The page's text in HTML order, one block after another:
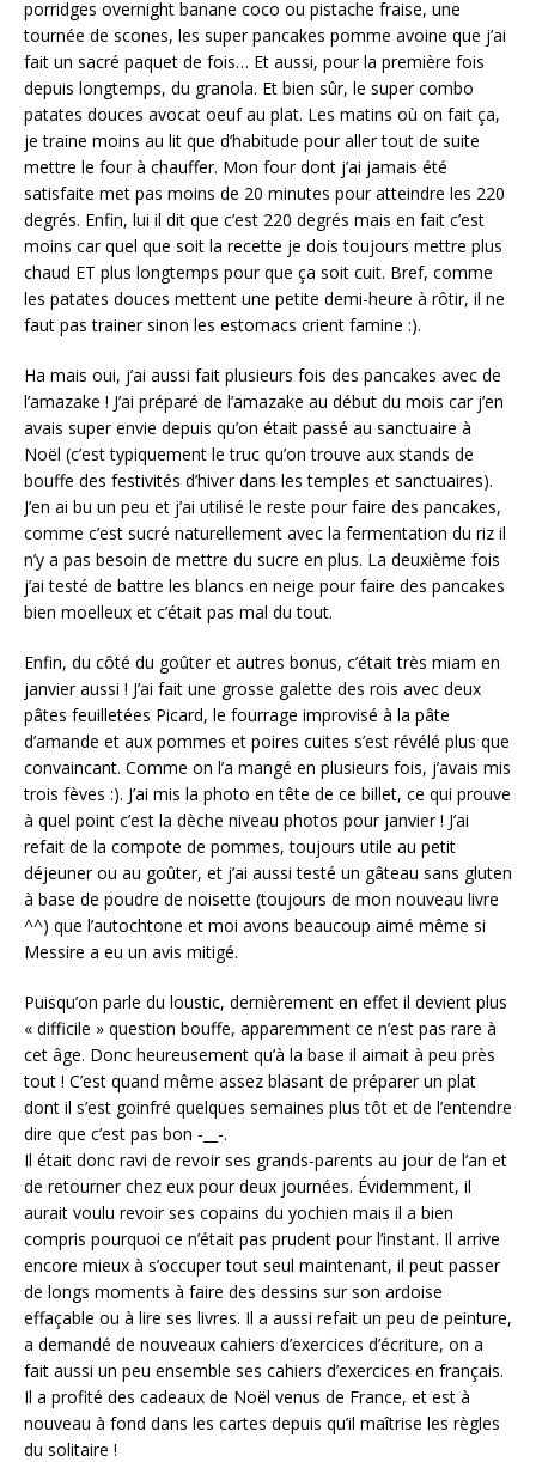
porridges overnight banane coco ou pistache fraise, une
tournée de scones, les super pancakes pomme avoine que j’ai
fait un sacré paquet de fois… Et aussi, pour la première fois
depuis longtemps, du granola. Et bien sûr, le super combo
patates douces avocat oeuf au plat. Les matins où on fait ça,
je traine moins au lit que d’habitude pour aller tout de suite
mettre le four à chauffer. Mon four dont j’ai jamais été
satisfaite met pas moins de 20 minutes pour atteindre les 220
degrés. Enfin, lui il dit que c’est 220 degrés mais en fait c’est
moins car quel que soit la recette je dois toujours mettre plus
chaud ET plus longtemps pour que ça soit cuit. Bref, comme
les patates douces mettent une petite demi-heure à rôtir, il ne
faut pas trainer sinon les estomacs crient famine :).
Ha mais oui, j’ai aussi fait plusieurs fois des pancakes avec de
l’amazake ! J’ai préparé de l’amazake au début du mois car j’en
avais super envie depuis qu’on était passé au sanctuaire à
Noël (c’est typiquement le truc qu’on trouve aux stands de
bouffe des festivités d’hiver dans les temples et sanctuaires).
J’en ai bu un peu et j’ai utilisé le reste pour faire des pancakes,
comme c’est sucré naturellement avec la fermentation du riz il
n’y a pas besoin de mettre du sucre en plus. La deuxième fois
j’ai testé de battre les blancs en neige pour faire des pancakes
bien moelleux et c’était pas mal du tout.
Enfin, du côté du goûter et autres bonus, c’était très miam en
janvier aussi ! J’ai fait une grosse galette des rois avec deux
pâtes feuilletées Picard, le fourrage improvisé à la pâte
d’amande et aux pommes et poires cuites s’est révélé plus que
convaincant. Comme on l’a mangé en plusieurs fois, j’avais mis
trois fèves :). J’ai mis la photo en tête de ce billet, ce qui prouve
à quel point c’est la dèche niveau photos pour janvier ! J’ai
refait de la compote de pommes, toujours utile au petit
déjeuner ou au goûter, et j’ai aussi testé un gâteau sans gluten
à base de poudre de noisette (toujours de mon nouveau livre
^^) que l’autochtone et moi avons beaucoup aimé même si
Messire a eu un avis mitigé.
Puisqu’on parle du loustic, dernièrement en effet il devient plus
« difficile » question bouffe, apparemment ce n’est pas rare à
cet âge. Donc heureusement qu’à la base il aimait à peu près
tout ! C’est quand même assez blasant de préparer un plat
dont il s’est goinfré quelques semaines plus tôt et de l’entendre
dire que c’est pas bon -__-.
Il était donc ravi de revoir ses grands-parents au jour de l’an et
de retourner chez eux pour deux journées. Évidemment, il
aurait voulu revoir ses copains du yochien mais il a bien
compris pourquoi ce n’était pas prudent pour l’instant. Il arrive
encore mieux à s’occuper tout seul maintenant, il peut passer
de longs moments à faire des dessins sur son ardoise
effaçable ou à lire ses livres. Il a aussi refait un peu de peinture,
a demandé de nouveaux cahiers d’exercices d’écriture, on a
fait aussi un peu ensemble ses cahiers d’exercices en français.
Il a profité des cadeaux de Noël venus de France, et est à
nouveau à fond dans les cartes depuis qu’il maîtrise les règles
du solitaire !